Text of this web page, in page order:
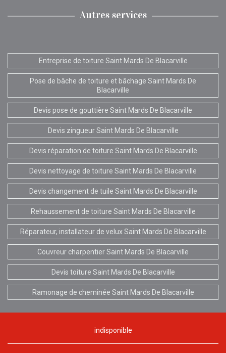
Autres services
Entreprise de toiture Saint Mards De Blacarville
Pose de bâche de toiture et bâchage Saint Mards De
Blacarville
Devis pose de gouttière Saint Mards De Blacarville
Devis zingueur Saint Mards De Blacarville
Devis réparation de toiture Saint Mards De Blacarville
Devis nettoyage de toiture Saint Mards De Blacarville
Devis changement de tuile Saint Mards De Blacarville
Rehaussement de toiture Saint Mards De Blacarville
Réparateur, installateur de velux Saint Mards De Blacarville
Couvreur charpentier Saint Mards De Blacarville
Devis toiture Saint Mards De Blacarville
Ramonage de cheminée Saint Mards De Blacarville
indisponible